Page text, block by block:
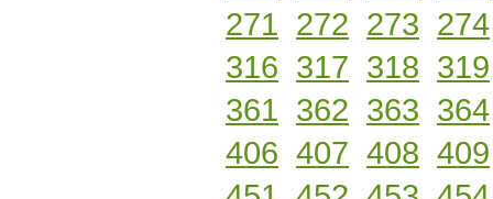
271 272 273 274
316 317 318 319
361 362 363 364
406 407 408 409